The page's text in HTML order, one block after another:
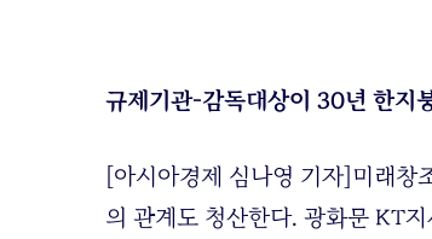
규제기관-감독대상이 30년 한지
[아시아경제 심나영 기자]미래창
의 관계도 청산한다. 광화문 KT